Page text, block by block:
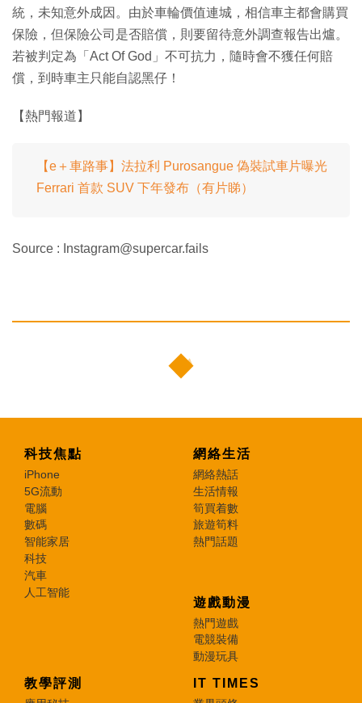
統，未知意外成因。由於車輪價值連城，相信車主都會購買
保險，但保險公司是否賠償，則要留待意外調查報告出爐。
若被判定為「Act Of God」不可抗力，隨時會不獲任何賠
償，到時車主只能自認黑仔！
【熱門報道】
【e＋車路事】法拉利 Purosangue 偽裝試車片曝光
Ferrari 首款 SUV 下年發布（有片睇）
Source : Instagram@supercar.fails
科技焦點
iPhone
5G流動
電腦
數碼
智能家居
科技
汽車
人工智能
網絡生活
網絡熱話
生活情報
筍買着數
旅遊筍料
熱門話題
遊戲動漫
熱門遊戲
電競裝備
動漫玩具
教學評測 IT TIMES